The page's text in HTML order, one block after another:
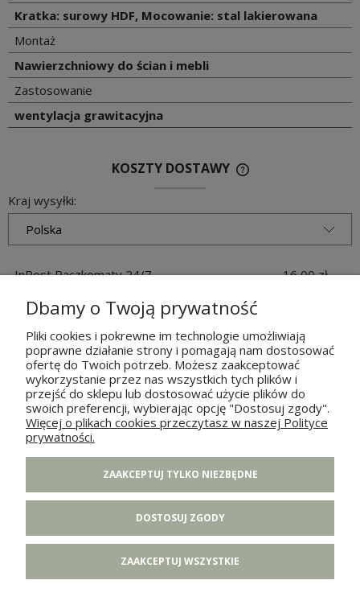
Kratka: surowy HDF, Mocowanie: stal lakierowana
Montaż
Nawierzchniowy do ścian i mebli
Zastosowanie
wentylacja grawitacyjna
KOSZTY DOSTAWY
Kraj wysyłki:
InPost Paczkomaty 24/7 16,00 zł
Kurier DHL / DPD
POMOC
PŁATNOŚCI I DOSTAWA
INFORMACJE
Dbamy o Twoją prywatność
Pliki cookies i pokrewne im technologie umożliwiają
poprawne działanie strony i pomagają nam dostosować
ofertę do Twoich potrzeb. Możesz zaakceptować
wykorzystanie przez nas wszystkich tych plików i
przejść do sklepu lub dostosować użycie plików do
swoich preferencji, wybierając opcję "Dostosuj zgody".
Więcej o plikach cookies przeczytasz w naszej Polityce
prywatności.
ZAAKCEPTUJ TYLKO NIEZBĘDNE
DOSTOSUJ ZGODY
ZAAKCEPTUJ WSZYSTKIE